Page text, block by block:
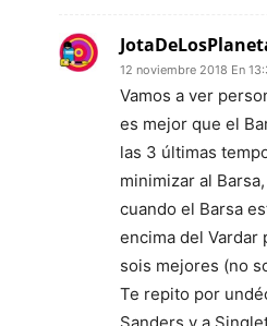
12 noviembre 2018 En
Vamos a ver
es mejor que el
las 3 últimas
minimizar al
cuando el Barsa
encima del Vardar
sois mejores (no
Te repito por
Sanders y a